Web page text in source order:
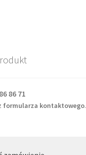
86 71
formularza kontaktowego.